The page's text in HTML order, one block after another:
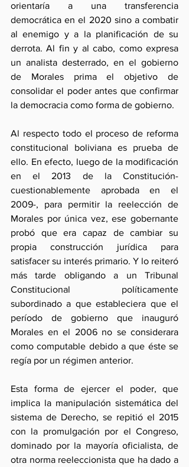
orientaría a una transferencia
democrática en el 2020 sino a combatir
al enemigo y a la planificación de su
derrota. Al fin y al cabo, como expresa
un analista desterrado, en el gobierno
de Morales prima el objetivo de
consolidar el poder antes que confirmar
la democracia como forma de gobierno.
Al respecto todo el proceso de reforma
constitucional boliviana es prueba de
ello. En efecto, luego de la modificación
en el 2013 de la Constitución-
cuestionablemente aprobada en el
2009-, para permitir la reelección de
Morales por única vez, ese gobernante
probó que era capaz de cambiar su
propia construcción jurídica para
satisfacer su interés primario. Y lo reiteró
más tarde obligando a un Tribunal
Constitucional políticamente
subordinado a que estableciera que el
período de gobierno que inauguró
Morales en el 2006 no se considerara
como computable debido a que éste se
regía por un régimen anterior.
Esta forma de ejercer el poder, que
implica la manipulación sistemática del
sistema de Derecho, se repitió el 2015
con la promulgación por el Congreso,
dominado por la mayoría oficialista, de
otra norma reeleccionista que ha dado a